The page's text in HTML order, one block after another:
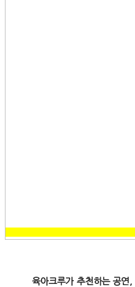
육아크루가 추천하는 공연,